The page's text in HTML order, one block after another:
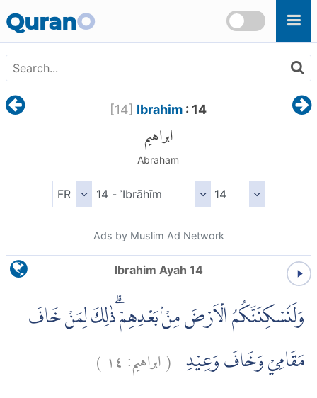
QuranO
[14] Ibrahim : 14
ابراهيم
Abraham
Ads by Muslim Ad Network
Ibrahim Ayah 14
وَلَنُسْكِنَنَّكُمُ الْاَرْضَ مِنْۢ بَعْدِهِمْ ۗذٰلِكَ لِمَنْ خَافَ
مَقَامِيْ وَخَافَ وَعِيْدِ (ابراهيم: ١٤ )